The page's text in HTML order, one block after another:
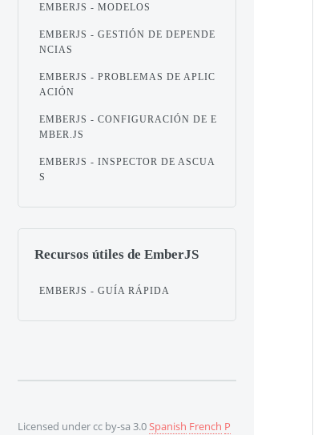
EMBERJS - MODELOS
EMBERJS - GESTIÓN DE DEPENDE
NCIAS
EMBERJS - PROBLEMAS DE APLIC
ACIÓN
EMBERJS - CONFIGURACIÓN DE E
MBER.JS
EMBERJS - INSPECTOR DE ASCUA
S
Recursos útiles de EmberJS
EMBERJS - GUÍA RÁPIDA
Licensed under cc by-sa 3.0Spanish French P